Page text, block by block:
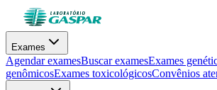
Exames
Agendar examesBuscar examesExames
genômicosExames toxicológicosConvênios